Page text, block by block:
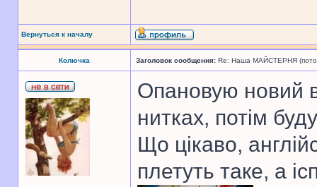
Вернуться к началу
Колючка Заголовок сообщения: Re: Наша МАЙСТЕРНЯ
Опановую новий
нитках, потім
Що цікаво,
плетуть таке, а